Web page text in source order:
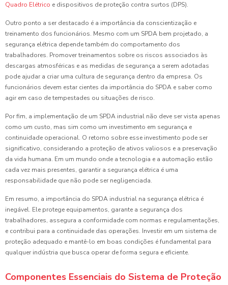
Quadro Elétrico e dispositivos de proteção contra surtos (DPS).
Outro ponto a ser destacado é a importância da conscientização e
treinamento dos funcionários. Mesmo com um SPDA bem projetado, a
segurança elétrica depende também do comportamento dos
trabalhadores. Promover treinamentos sobre os riscos associados às
descargas atmosféricas e as medidas de segurança a serem adotadas
pode ajudar a criar uma cultura de segurança dentro da empresa. Os
funcionários devem estar cientes da importância do SPDA e saber como
agir em caso de tempestades ou situações de risco.
Por fim, a implementação de um SPDA industrial não deve ser vista apenas
como um custo, mas sim como um investimento em segurança e
continuidade operacional. O retorno sobre esse investimento pode ser
significativo, considerando a proteção de ativos valiosos e a preservação
da vida humana. Em um mundo onde a tecnologia e a automação estão
cada vez mais presentes, garantir a segurança elétrica é uma
responsabilidade que não pode ser negligenciada.
Em resumo, a importância do SPDA industrial na segurança elétrica é
inegável. Ele protege equipamentos, garante a segurança dos
trabalhadores, assegura a conformidade com normas e regulamentações,
e contribui para a continuidade das operações. Investir em um sistema de
proteção adequado e mantê-lo em boas condições é fundamental para
qualquer indústria que busca operar de forma segura e eficiente.
Componentes Essenciais do Sistema de Proteção